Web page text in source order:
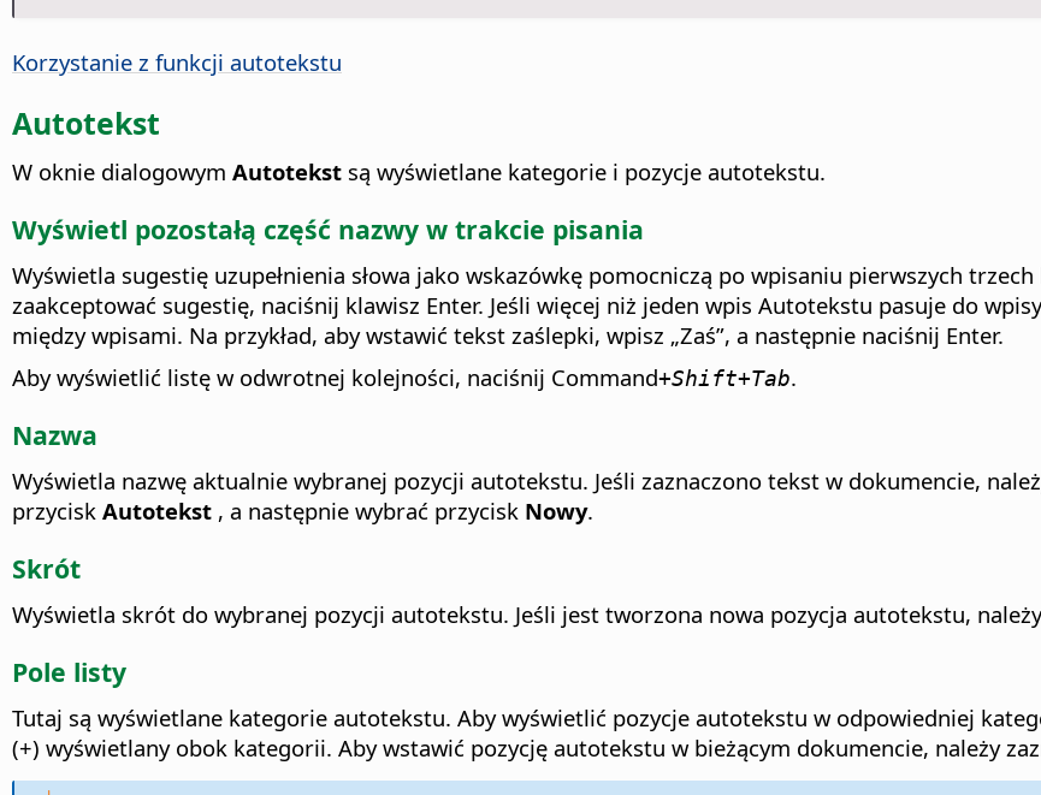
Korzystanie z funkcji autotekstu
Autotekst
W oknie dialogowym Autotekst są wyświetlane kategorie i pozycje autotekstu.
Wyświetl pozostałą część nazwy w trakcie pisania
Wyświetla sugestię uzupełnienia słowa jako wskazówkę pomocniczą po wpisaniu pierwszych
zaakceptować sugestię, naciśnij klawisz Enter. Jeśli więcej niż jeden wpis Autotekstu pasuje do
między wpisami. Na przykład, aby wstawić tekst zaślepki, wpisz „Zaś”, a następnie naciśnij Enter.
Aby wyświetlić listę w odwrotnej kolejności, naciśnij Command+Shift+Tab.
Nazwa
Wyświetla nazwę aktualnie wybranej pozycji autotekstu. Jeśli zaznaczono tekst w dokumencie,
przycisk Autotekst , a następnie wybrać przycisk Nowy.
Skrót
Wyświetla skrót do wybranej pozycji autotekstu. Jeśli jest tworzona nowa pozycja autotekstu,
Pole listy
Tutaj są wyświetlane kategorie autotekstu. Aby wyświetlić pozycje autotekstu w odpowiedniej
(+) wyświetlany obok kategorii. Aby wstawić pozycję autotekstu w bieżącym dokumencie, należy